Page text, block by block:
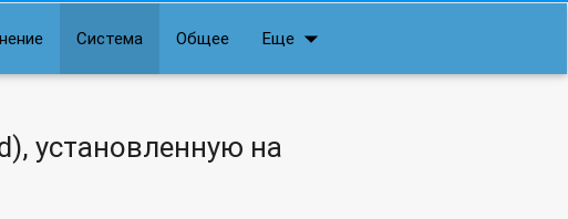
даты-времени?
Система Общее Ещеarrow_drop_down
установленную на